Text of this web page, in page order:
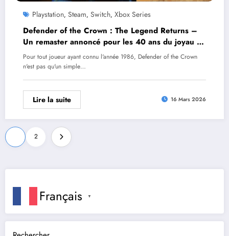
Playstation, Steam, Switch, Xbox Series
Defender of the Crown : The Legend Returns –
Un remaster annoncé pour les 40 ans du joyau de
Cinemaware
Pour tout joueur ayant connu l'année 1986, Defender of the Crown
n'est pas qu'un simple…
Lire la suite 16 Mars 2026
Pagination
des
publications
2
Français ▼